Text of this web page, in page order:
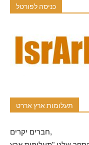
כניסה לפורטל
תעלומות ארץ אררט
חברים יקרים,